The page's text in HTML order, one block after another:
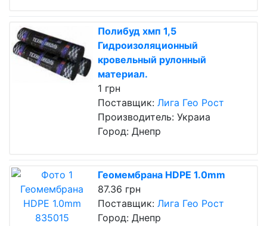
Полибуд хмп 1,5
Гидроизоляционный
кровельный рулонный
материал.
1 грн
Поставщик: Лига Гео Рост
Производитель: Украиа
Город: Днепр
Геомембрана HDPE 1.0mm
87.36 грн
Поставщик: Лига Гео Рост
Город: Днепр